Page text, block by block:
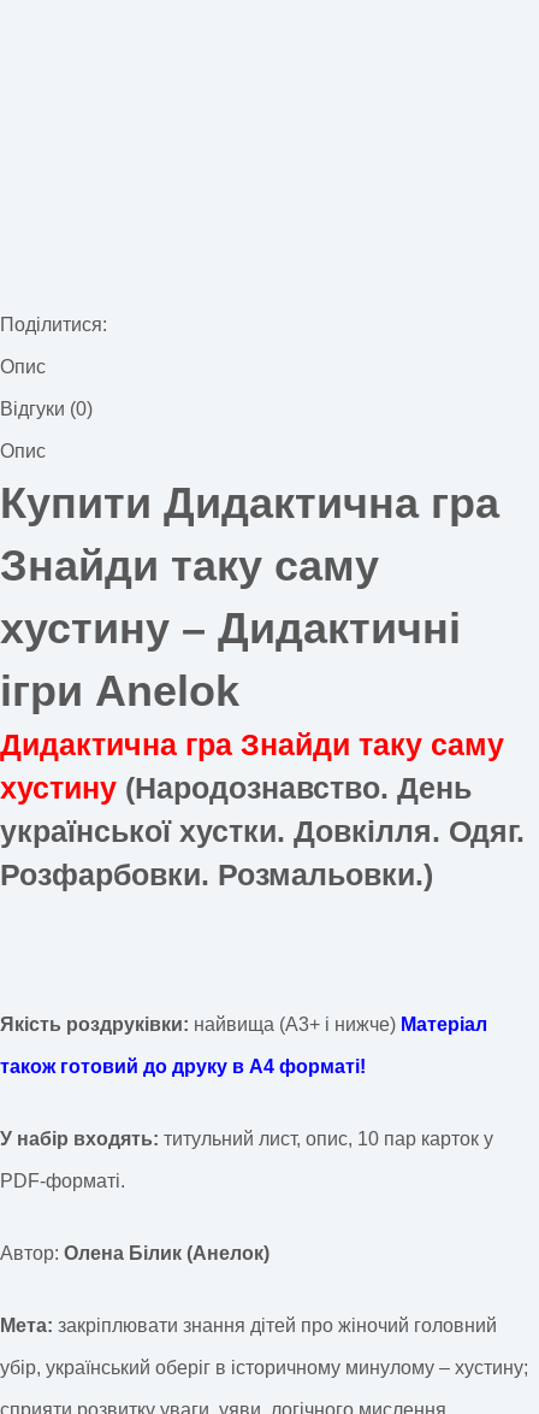
Поділитися:
Опис
Відгуки (0)
Опис
Купити Дидактична гра
Знайди таку саму
хустину – Дидактичні
ігри Anelok
Дидактична гра Знайди таку саму
хустину (Народознавство. День
української хустки. Довкілля. Одяг.
Розфарбовки. Розмальовки.)
Якість роздруківки: найвища (А3+ і нижче) Матеріал
також готовий до друку в А4 форматі!
У набір входять: титульний лист, опис, 10 пар карток у
PDF-форматі.
Автор: Олена Білик (Анелок)
Мета: закріплювати знання дітей про жіночий головний
убір, український оберіг в історичному минулому – хустину;